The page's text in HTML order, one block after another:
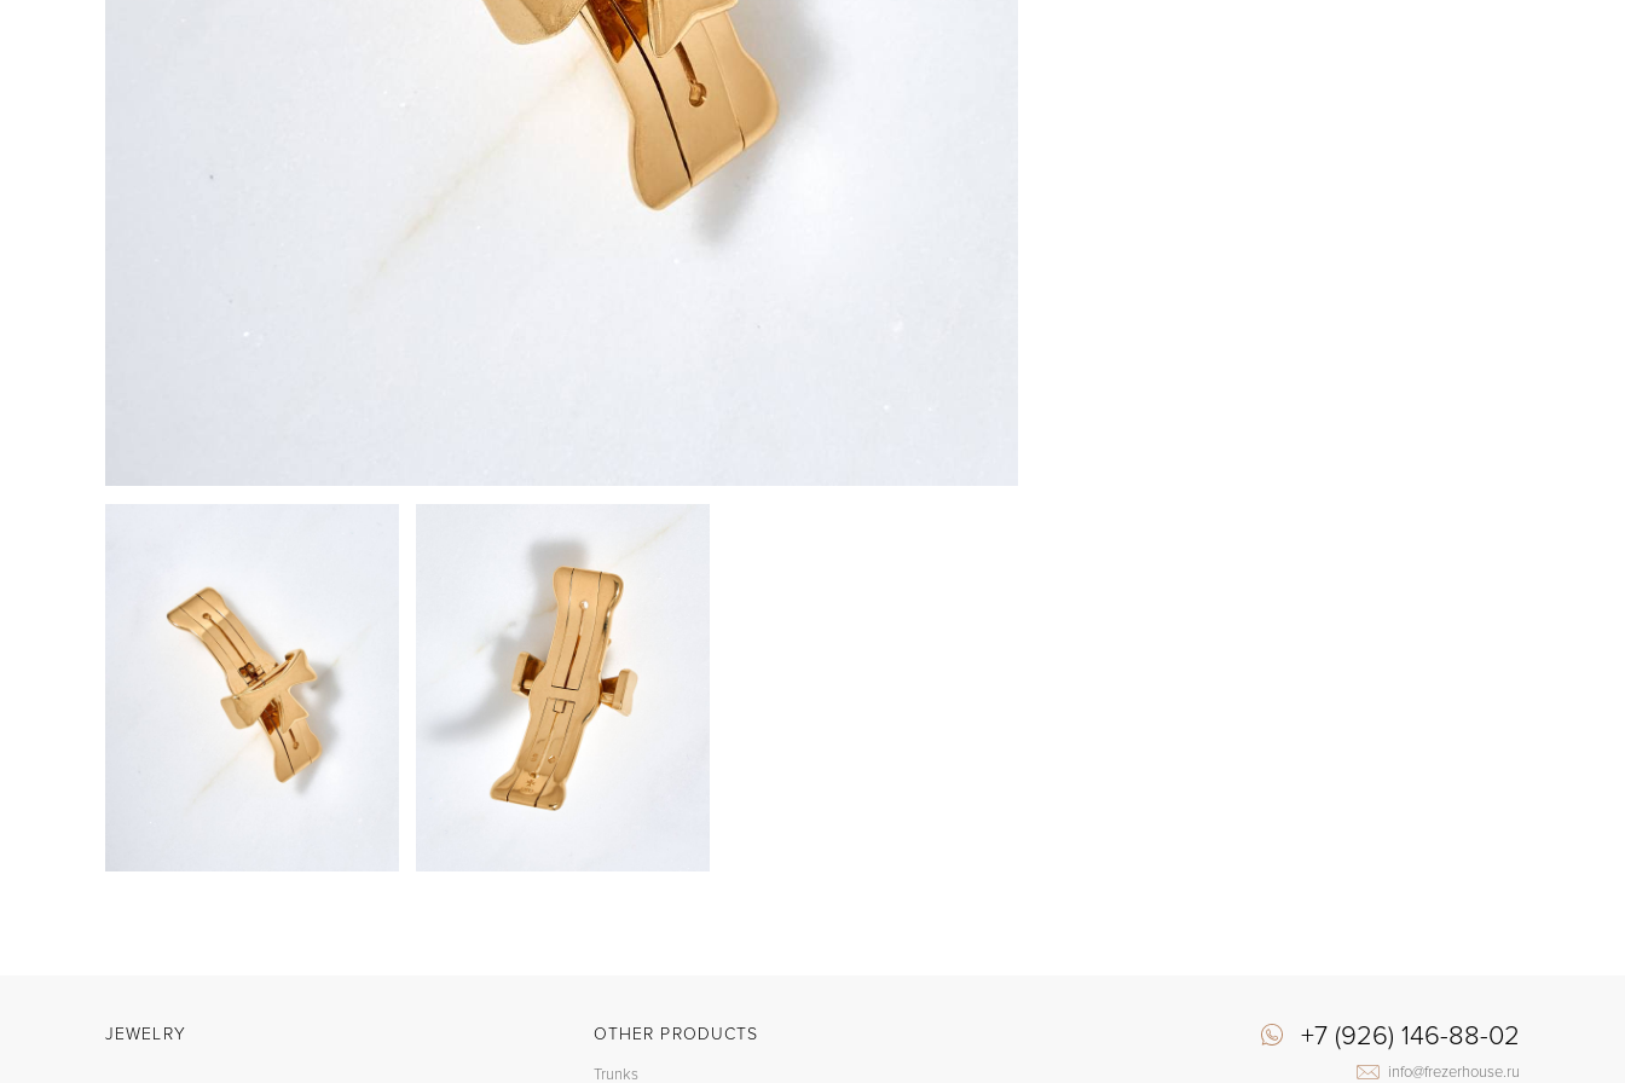
JEWELRY OTHER PRODUCTS
Trunks
+7 (926) 146-88-02
info@frezerhouse.ru